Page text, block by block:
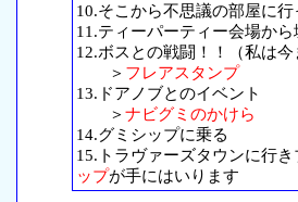
10.そこから不思議の部屋に
11.ティーパーティー会場か
12.ボスとの戦闘！！（私は
＞ フレアスタンプ
13.ドアノブとのイベント
＞ ナビグミのかけら
14.グミシップに乗る
15.トラヴァーズタウンに行
ップが手にはいります